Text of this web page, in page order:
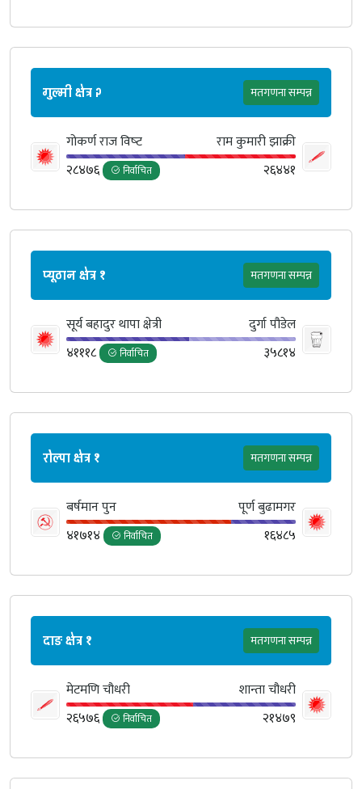
गुल्मी क्षेत्र २ मतगणना सम्पन्न
गोकर्ण राज विष्‍ट
राम कुमारी झाक्री
२८४७६
निर्वाचित २६४४१
प्यूठान क्षेत्र १ मतगणना सम्पन्न
सूर्य बहादुर थापा क्षेत्री
दुर्गा पौडेल
४१११८
निर्वाचित ३५८१४
रोल्पा क्षेत्र १ मतगणना सम्पन्न
बर्षमान पुन
पूर्ण बुढामगर
४१७१४
निर्वाचित १६४८५
दाङ क्षेत्र १ मतगणना सम्पन्न
मेटमणि चौधरी
शान्ता चौधरी
२६५७६
निर्वाचित २१४७९